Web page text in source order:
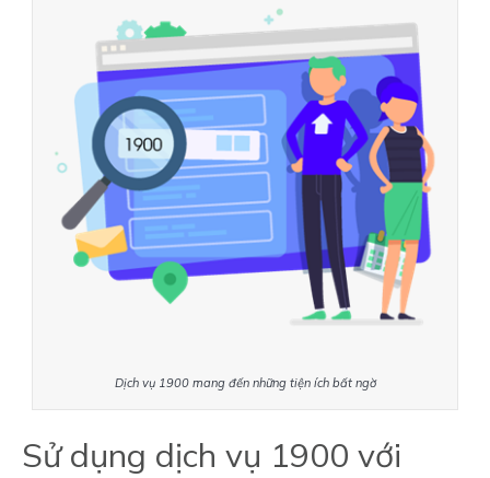
Dịch vụ 1900mang đến những tiện ích bất ngờ
Sử dụng dịch vụ 1900 với